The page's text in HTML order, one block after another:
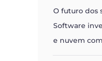
O futuro dos
Software
e nuvem